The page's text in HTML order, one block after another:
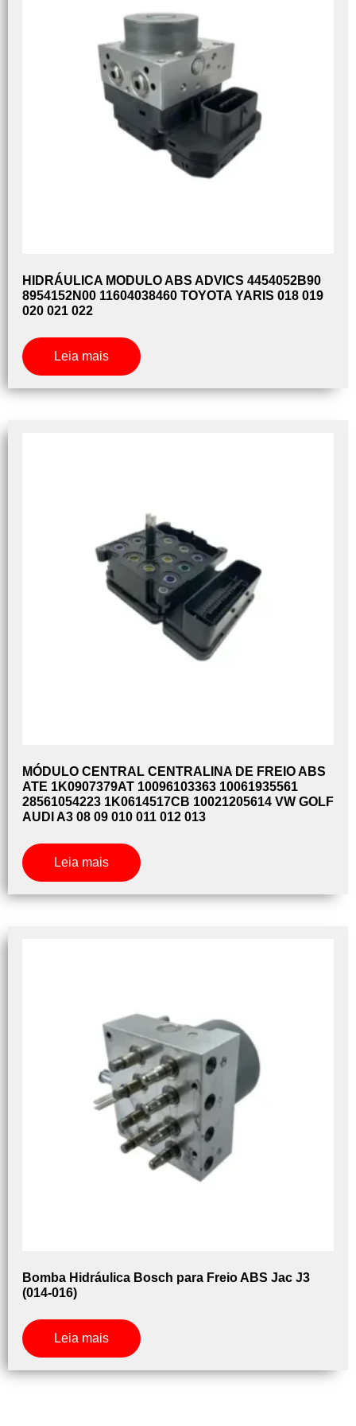
HIDRÁULICA MODULO ABS ADVICS 4454052B90
8954152N00 11604038460 TOYOTA YARIS 018 019
020 021 022
Leia mais
MÓDULO CENTRAL CENTRALINA DE FREIO ABS
ATE 1K0907379AT 10096103363 10061935561
28561054223 1K0614517CB 10021205614 VW GOLF
AUDI A3 08 09 010 011 012 013
Leia mais
Bomba Hidráulica Bosch para Freio ABS Jac J3
(014-016)
Leia mais